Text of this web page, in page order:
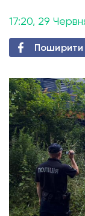
17:20, 29
Поширити